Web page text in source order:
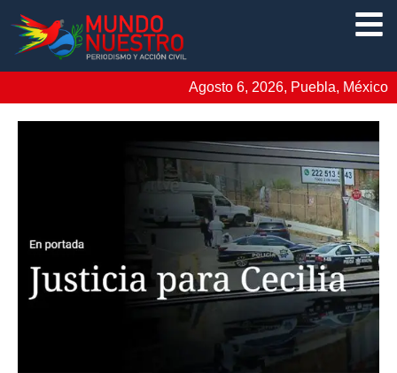
Agosto 6, 2026, Puebla, México